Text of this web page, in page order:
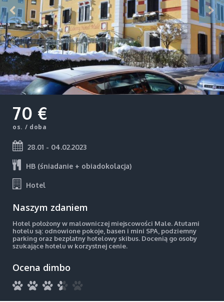
70 €
os. / doba
28.01 - 04.02.2023
HB (śniadanie + obiadokolacja)
Hotel
Naszym zdaniem
Hotel położony w malowniczej miejscowości Male. Atutami
hotelu są: odnowione pokoje, basen i mini SPA, podziemny
parking oraz bezpłatny hotelowy skibus. Docenią go osoby
szukające hotelu w korzystnej cenie.
Ocena dimbo